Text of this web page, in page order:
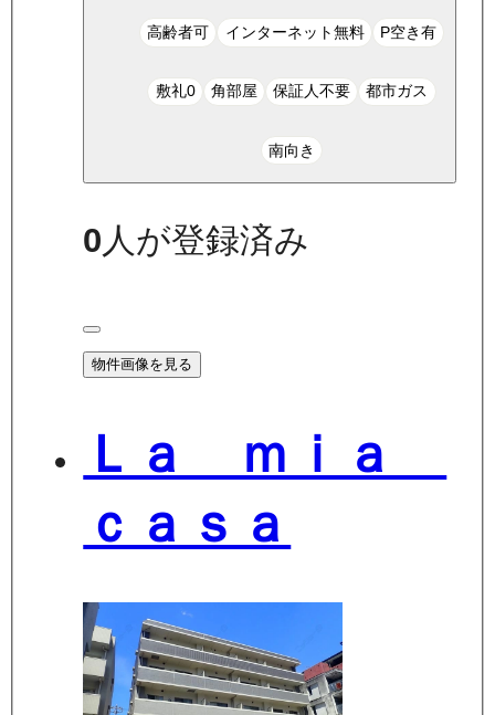
高齢者可 インターネット無料 P空き有
敷礼0 角部屋 保証人不要 都市ガス
南向き
0 人が登録済み
物件画像を見る
Ｌａ ｍｉａ
ｃａｓａ